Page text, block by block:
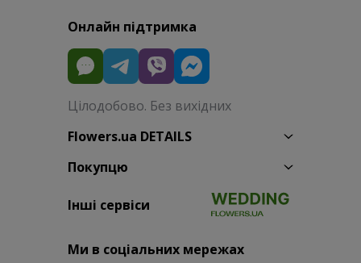
Онлайн підтримка
Цілодобово. Без вихідних
Flowers.ua DETAILS
Покупцю
Інші сервіси
Ми в соціальних мережах